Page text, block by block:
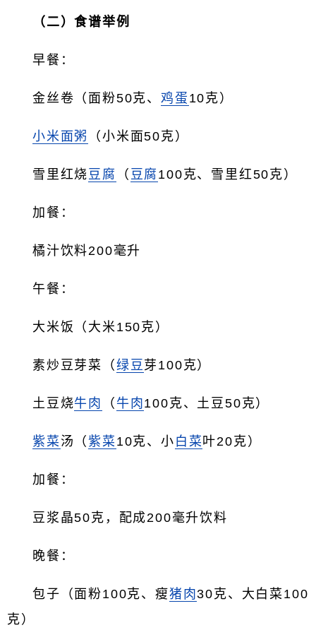
（二）食谱举例
早餐：
金丝卷（面粉50克、 鸡蛋 10克）
小米面粥 （小米面50克）
雪里红烧豆腐 （ 豆腐 100克、雪里红50克）
加餐：
橘汁饮料200毫升
午餐：
大米饭（大米150克）
素炒豆芽菜（ 绿豆芽100克）
土豆烧牛肉 （ 牛肉 100克、土豆50克）
紫菜 汤（紫菜 10克、小 白菜叶20克）
加餐：
豆浆晶50克，配成200毫升饮料
晚餐：
包子（面粉100克、瘦 猪肉30克、大白菜100
克）